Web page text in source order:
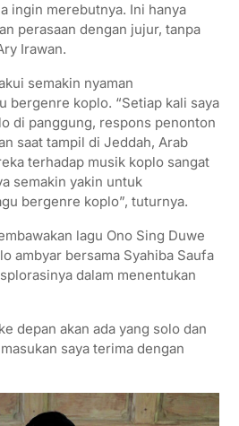
ingin merebutnya. Ini hanya
perasaan dengan jujur, tanpa
Irawan.
semakin nyaman
bergenre koplo. “Setiap kali saya
di panggung, respons penonton
saat tampil di Jeddah, Arab
terhadap musik koplo sangat
semakin yakin untuk
bergenre koplo”, tuturnya.
lagu Ono Sing Duwe
ambyar bersama Syahiba Saufa
dalam menentukan
depan akan ada yang solo dan
saya terima dengan